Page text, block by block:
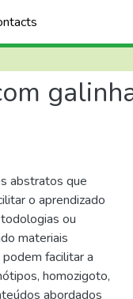
abstratos que
o aprendizado
ou
materiais
facilitar a
homozigoto,
abordados